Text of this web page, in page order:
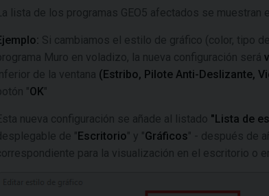
lista de los programas GEO5 afectados se muestran
Si cambiamos el estilo de gráfico (color, tipo
Muro en voladizo, la nueva configuración será
de la ventana (Estribo, Pilote Anti-Deslizante,
"OK"
nueva configuración se añade al listado "Lista de
de "Escritorio" y "Gráficos" - después de
para la visualización en el escritorio o